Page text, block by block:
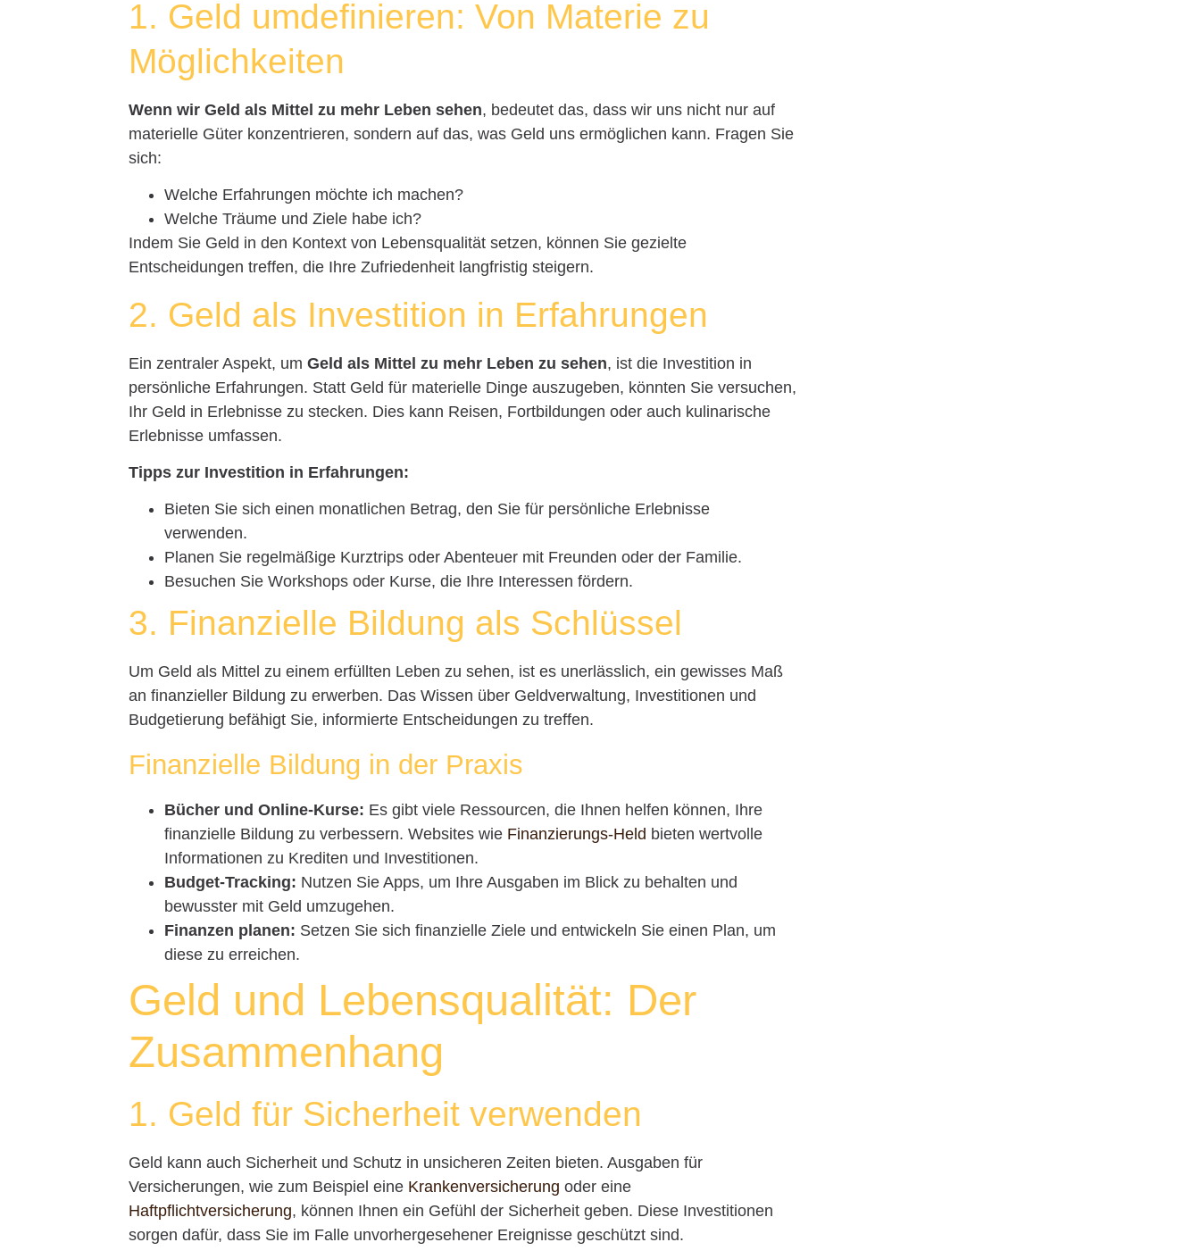
1. Geld umdefinieren: Von Materie zu
Möglichkeiten
Wenn wir Geld als Mittel zu mehr Leben sehen, bedeutet das, dass wir uns nicht nur auf
materielle Güter konzentrieren, sondern auf das, was Geld uns ermöglichen kann. Fragen Sie
sich:
Welche Erfahrungen möchte ich machen?
Welche Träume und Ziele habe ich?
Indem Sie Geld in den Kontext von Lebensqualität setzen, können Sie gezielte
Entscheidungen treffen, die Ihre Zufriedenheit langfristig steigern.
2. Geld als Investition in Erfahrungen
Ein zentraler Aspekt, umGeld als Mittel zu mehr Leben zu sehen, ist die Investition in
persönliche Erfahrungen. Statt Geld für materielle Dinge auszugeben, könnten Sie versuchen,
Ihr Geld in Erlebnisse zu stecken. Dies kann Reisen, Fortbildungen oder auch kulinarische
Erlebnisse umfassen.
Tipps zur Investition in Erfahrungen:
Bieten Sie sich einen monatlichen Betrag, den Sie für persönliche Erlebnisse
verwenden.
Planen Sie regelmäßige Kurztrips oder Abenteuer mit Freunden oder der Familie.
Besuchen Sie Workshops oder Kurse, die Ihre Interessen fördern.
3. Finanzielle Bildung als Schlüssel
Um Geld als Mittel zu einem erfüllten Leben zu sehen, ist es unerlässlich, ein gewisses Maß
an finanzieller Bildung zu erwerben. Das Wissen über Geldverwaltung, Investitionen und
Budgetierung befähigt Sie, informierte Entscheidungen zu treffen.
Finanzielle Bildung in der Praxis
Bücher und Online-Kurse: Es gibt viele Ressourcen, die Ihnen helfen können, Ihre
finanzielle Bildung zu verbessern. Websites wie Finanzierungs-Held bieten wertvolle
Informationen zu Krediten und Investitionen.
Budget-Tracking: Nutzen Sie Apps, um Ihre Ausgaben im Blick zu behalten und
bewusster mit Geld umzugehen.
Finanzen planen: Setzen Sie sich finanzielle Ziele und entwickeln Sie einen Plan, um
diese zu erreichen.
Geld und Lebensqualität: Der
Zusammenhang
1. Geld für Sicherheit verwenden
Geld kann auch Sicherheit und Schutz in unsicheren Zeiten bieten. Ausgaben für
Versicherungen, wie zum Beispiel eine Krankenversicherung oder eine
Haftpflichtversicherung, können Ihnen ein Gefühl der Sicherheit geben. Diese Investitionen
sorgen dafür, dass Sie im Falle unvorhergesehener Ereignisse geschützt sind.